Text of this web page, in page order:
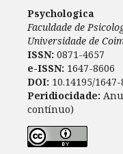
Psychologica
Faculdade de
Universidade de
ISSN: 0871-4657
e-ISSN: 1647-8606
DOI: 10.14195/
Peridiocidade:
contínuo)